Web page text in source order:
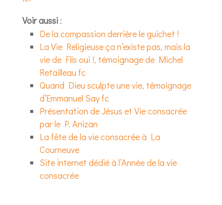
Voir aussi:
De la compassion derrière le guichet !
La Vie Religieuse ça n’existe pas, mais la
vie de Fils oui !, témoignage de Michel
Retailleau fc
Quand Dieu sculpte une vie, témoignage
d’Emmanuel Say fc
Présentation de Jésus et Vie consacrée
par le P. Anizan
La fête de la vie consacrée à La
Courneuve
Site internet dédié à l’Année de la vie
consacrée